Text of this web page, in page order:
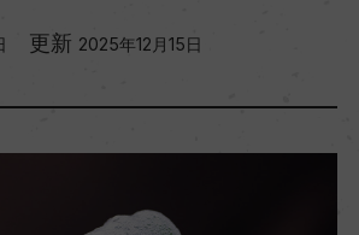
更新 2025年12月15日